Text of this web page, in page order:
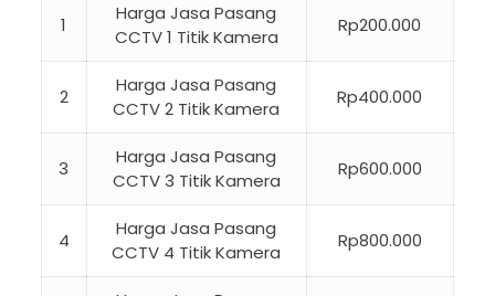
1
Harga Jasa Pasang
CCTV 1 Titik Kamera
Rp200.000
2
Harga Jasa Pasang
CCTV 2 Titik Kamera
Rp400.000
3
Harga Jasa Pasang
CCTV 3 Titik Kamera
Rp600.000
4
Harga Jasa Pasang
CCTV 4 Titik Kamera
Rp800.000